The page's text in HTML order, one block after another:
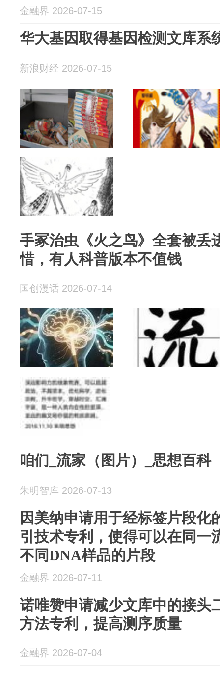
金融界 2026-07-15
华大基因取得基因检测文库系
新浪财经 2026-07-15
手冢治虫《火之鸟》全套被丢
惜，有人科普版本不值钱
国创漫话 2026-07-14
咱们_流家（图片）_思想百科
朱明智库 2026-07-13
因美纳申请用于经标签片段化
引技术专利，使得可以在同一
不同DNA样品的片段
金融界 2026-07-11
诺唯赞申请减少文库中的接头
方法专利，提高测序质量
金融界 2026-07-04